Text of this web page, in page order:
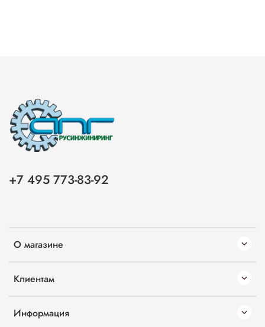
О магазине
Клиентам
Информация
+7 495 773-83-92